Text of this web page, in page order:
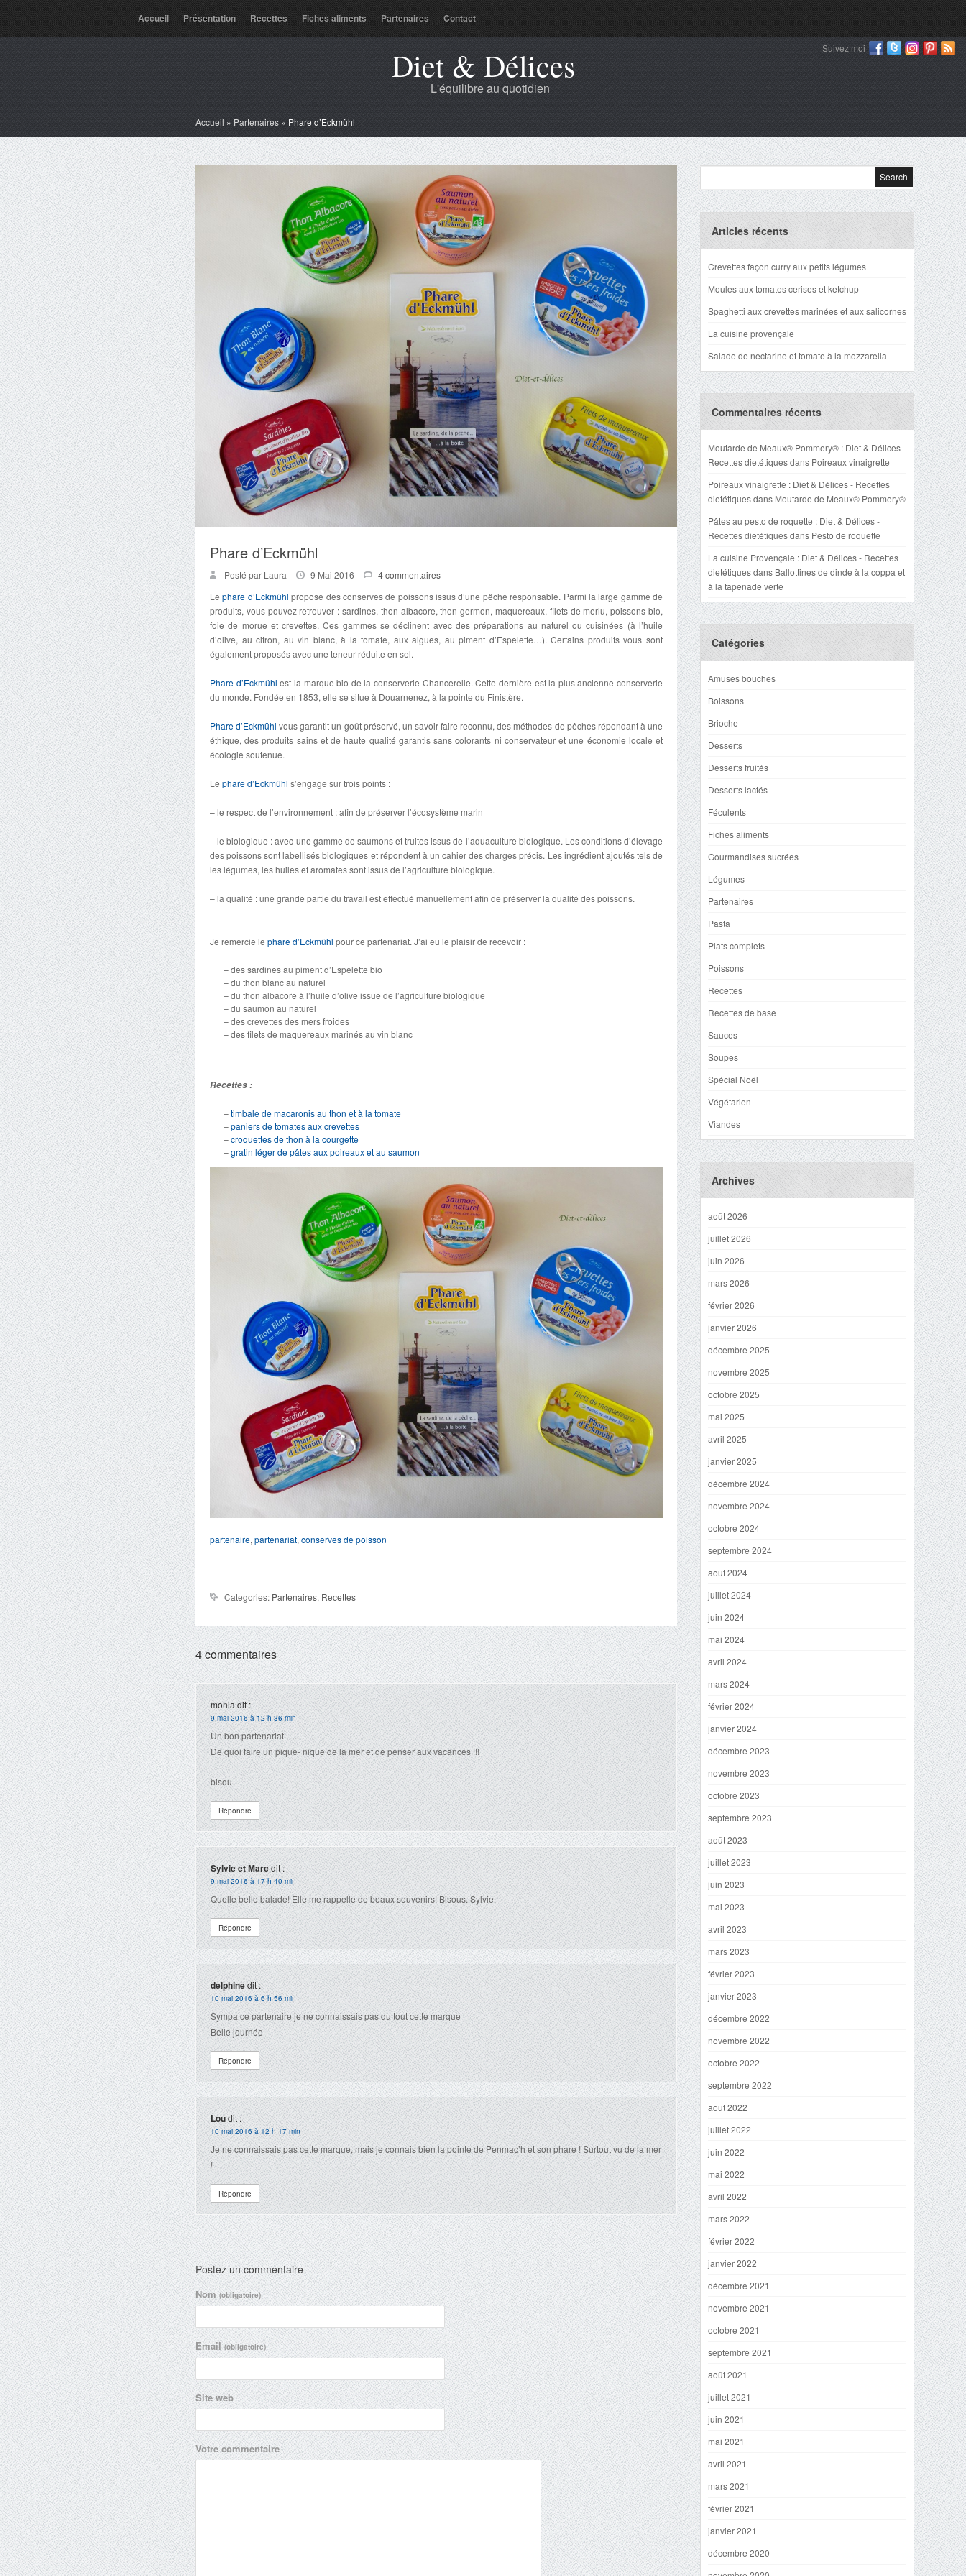
Accueil Présentation Recettes Fiches aliments Partenaires Contact
Suivez moi
Diet & Délices
L'équilibre au quotidien
Accueil » Partenaires » Phare d’Eckmühl
Phare d’Eckmühl
Posté par Laura 9 Mai 2016
4 commentaires
Lephare d’Eckmühl propose des conserves de poissons issus d’une pêche responsable. Parmi la large gamme de
produits, vous pouvez retrouver : sardines, thon albacore, thon germon, maquereaux, filets de merlu, poissons bio,
foie de morue et crevettes. Ces gammes se déclinent avec des préparations au naturel ou cuisinées (à l’huile
d’olive, au citron, au vin blanc, à la tomate, aux algues, au piment d’Espelette…). Certains produits vous sont
également proposés avec une teneur réduite en sel.
Phare d’Eckmühl est la marque bio de la conserverie Chancerelle. Cette dernière est la plus ancienne conserverie
du monde. Fondée en 1853, elle se situe à Douarnenez, à la pointe du Finistère.
Phare d’Eckmühl vous garantit un goût préservé, un savoir faire reconnu, des méthodes de pêches répondant à une
éthique, des produits sains et de haute qualité garantis sans colorants ni conservateur et une économie locale et
écologie soutenue.
Le phare d’Eckmühl s’engage sur trois points :
– le respect de l’environnement : afin de préserver l’écosystème marin
– le biologique : avec une gamme de saumons et truites issus de l’aquaculture biologique. Les conditions d’élevage
des poissons sont labellisés biologiques et répondent à un cahier des charges précis. Les ingrédient ajoutés tels de
les légumes, les huiles et aromates sont issus de l’agriculture biologique.
– la qualité : une grande partie du travail est effectué manuellement afin de préserver la qualité des poissons.
Je remercie le phare d’Eckmühl pour ce partenariat. J’ai eu le plaisir de recevoir :
– des sardines au piment d’Espelette bio
– du thon blanc au naturel
– du thon albacore à l’huile d’olive issue de l’agriculture biologique
– du saumon au naturel
– des crevettes des mers froides
– des filets de maquereaux marinés au vin blanc
Recettes :
–timbale de macaronis au thon et à la tomate
–paniers de tomates aux crevettes
–croquettes de thon à la courgette
–gratin léger de pâtes aux poireaux et au saumon
partenaire, partenariat, conserves de poisson
Categories: Partenaires, Recettes
4 commentaires
moniadit :
9 mai 2016 à 12 h 36 min
Un bon partenariat …..
De quoi faire un pique- nique de la mer et de penser aux vacances !!!
bisou
Répondre
Sylvie et Marcdit :
9 mai 2016 à 17 h 40 min
Quelle belle balade! Elle me rappelle de beaux souvenirs! Bisous. Sylvie.
Répondre
delphinedit :
10 mai 2016 à 6 h 56 min
Sympa ce partenaire je ne connaissais pas du tout cette marque
Belle journée
Répondre
Loudit :
10 mai 2016 à 12 h 17 min
Je ne connaissais pas cette marque, mais je connais bien la pointe de Penmac’h et son phare ! Surtout vu de la mer
!
Répondre
Postez un commentaire
Nom(obligatoire)
Email(obligatoire)
Site web
Votre commentaire
Articles récents
Crevettes façon curry aux petits légumes
Moules aux tomates cerises et ketchup
Spaghetti aux crevettes marinées et aux salicornes
La cuisine provençale
Salade de nectarine et tomate à la mozzarella
Commentaires récents
Moutarde de Meaux® Pommery® : Diet & Délices -
Recettes dietétiquesdans Poireaux vinaigrette
Poireaux vinaigrette : Diet & Délices - Recettes
dietétiquesdans Moutarde de Meaux® Pommery®
Pâtes au pesto de roquette : Diet & Délices -
Recettes dietétiquesdans Pesto de roquette
La cuisine Provençale : Diet & Délices - Recettes
dietétiquesdans Ballottines de dinde à la coppa et
à la tapenade verte
Catégories
Amuses bouches
Boissons
Brioche
Desserts
Desserts fruités
Desserts lactés
Féculents
Fiches aliments
Gourmandises sucrées
Légumes
Partenaires
Pasta
Plats complets
Poissons
Recettes
Recettes de base
Sauces
Soupes
Spécial Noël
Végétarien
Viandes
Archives
août 2026
juillet 2026
juin 2026
mars 2026
février 2026
janvier 2026
décembre 2025
novembre 2025
octobre 2025
mai 2025
avril 2025
janvier 2025
décembre 2024
novembre 2024
octobre 2024
septembre 2024
août 2024
juillet 2024
juin 2024
mai 2024
avril 2024
mars 2024
février 2024
janvier 2024
décembre 2023
novembre 2023
octobre 2023
septembre 2023
août 2023
juillet 2023
juin 2023
mai 2023
avril 2023
mars 2023
février 2023
janvier 2023
décembre 2022
novembre 2022
octobre 2022
septembre 2022
août 2022
juillet 2022
juin 2022
mai 2022
avril 2022
mars 2022
février 2022
janvier 2022
décembre 2021
novembre 2021
octobre 2021
septembre 2021
août 2021
juillet 2021
juin 2021
mai 2021
avril 2021
mars 2021
février 2021
janvier 2021
décembre 2020